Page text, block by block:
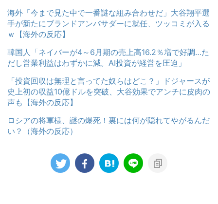
海外「今まで見た中で一番謎な組み合わせだ」大谷翔平選
手が新たにブランドアンバサダーに就任、ツッコミが入る
ｗ【海外の反応】
韓国人「ネイバーが4～6月期の売上高16.2％増で好調…た
だし営業利益はわずかに減。AI投資が経営を圧迫」
「投資回収は無理と言ってた奴らはどこ？」ドジャースが
史上初の収益10億ドルを突破、大谷効果でアンチに皮肉の
声も【海外の反応】
ロシアの将軍様、謎の爆死！裏には何が隠れてやがるんだ
い？（海外の反応）